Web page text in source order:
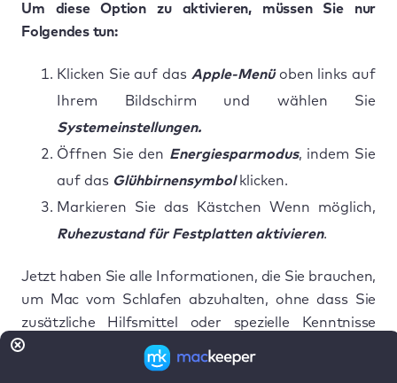
Um diese Option zu aktivieren, müssen Sie nur
Folgendes tun:
Klicken Sie auf das Apple-Menüoben links auf
Ihrem Bildschirm und wählen Sie
Systemeinstellungen.
Öffnen Sie den Energiesparmodus, indem Sie
auf das Glühbirnensymbol klicken.
Markieren Sie das Kästchen Wenn möglich,
Ruhezustand für Festplatten aktivieren.
Jetzt haben Sie alle Informationen, die Sie brauchen,
um Mac vom Schlafen abzuhalten, ohne dass Sie
zusätzliche Hilfsmittel oder spezielle Kenntnisse
benötigen!